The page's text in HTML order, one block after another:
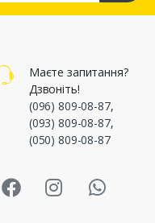
Маєте запитання?
Дзвоніть!
(096) 809-08-87,
(093) 809-08-87,
(050) 809-08-87